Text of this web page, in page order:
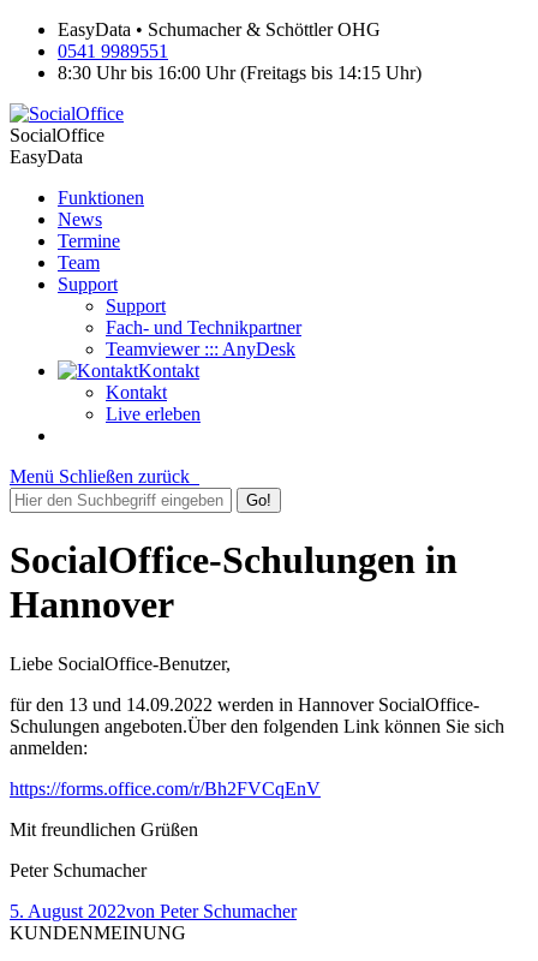
EasyData • Schumacher & Schöttler OHG
0541 9989551
8:30 Uhr bis 16:00 Uhr (Freitags bis 14:15 Uhr)
SocialOffice
EasyData
Funktionen
News
Termine
Team
Support
Support
Fach- und Technikpartner
Teamviewer ::: AnyDesk
Kontakt
Kontakt
Live erleben
Menü Schließen zurück
SocialOffice-Schulungen in
Hannover
Liebe SocialOffice-Benutzer,
für den 13 und 14.09.2022 werden in Hannover SocialOffice-
Schulungen angeboten.Über den folgenden Link können Sie sich
anmelden:
https://forms.office.com/r/Bh2FVCqEnV
Mit freundlichen Grüßen
Peter Schumacher
5. August 2022von Peter Schumacher
KUNDENMEINUNG